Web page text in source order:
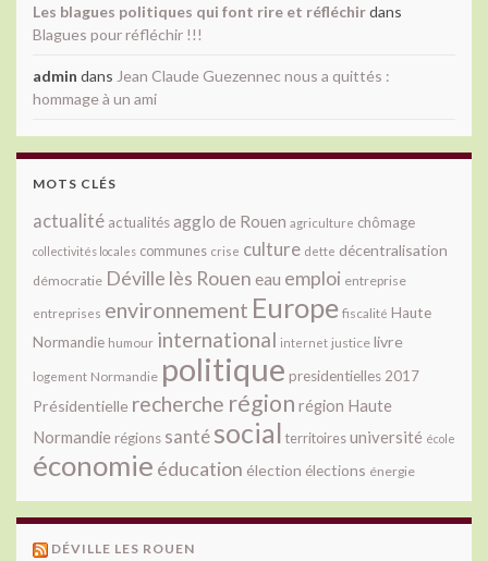
Les blagues politiques qui font rire et réfléchirdans
Blagues pour réfléchir !!!
admin dans Jean Claude Guezennec nous a quittés :
hommage à un ami
MOTS CLÉS
actualité actualitésagglo de Rouen agriculture chômage
collectivités locales communes crise culture dette décentralisation
démocratie Déville lès Rouen eau emploi entreprise
entreprises environnement Europe fiscalité Haute
Normandie humour international internet justice livre
logement Normandie politique presidentielles 2017
Présidentielle recherche région région Haute
Normandie régions santésocial territoiresuniversité école
économie éducation élection élections énergie
DÉVILLE LES ROUEN